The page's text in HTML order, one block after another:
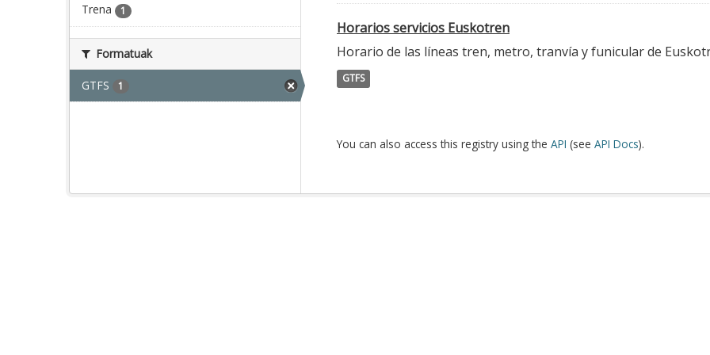
Trena 1
Formatuak
GTFS 1
Horarios servicios Euskotren
Horario de las líneas tren, metro, tranvía y funicular de
GTFS
You can also access this registry using the API (see API Docs).